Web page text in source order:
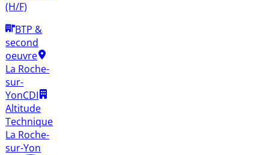
(H/F)
BTP &
second
oeuvre
La Roche-
sur-
YonCDI
Altitude
Technique
La Roche-
sur-Yon